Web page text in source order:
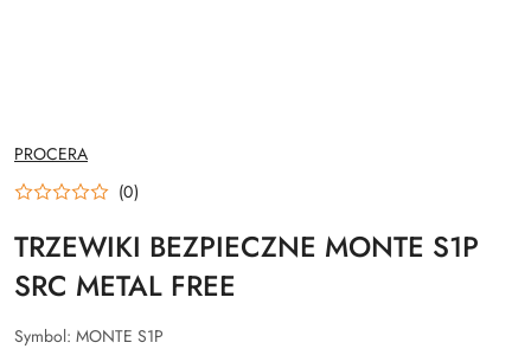
NAZWA
PRODUCENTA:
PROCERA
(0)
TRZEWIKI BEZPIECZNE MONTE S1P
SRC METAL FREE
Symbol: MONTE S1P